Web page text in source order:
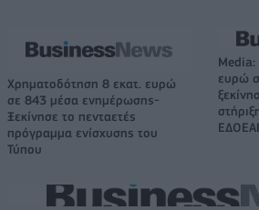
Χρηματοδότηση 8 εκατ. ευρώ
σε 843 μέσα ενημέρωσης-
Ξεκίνησε το πενταετές
πρόγραμμα ενίσχυσης του
Τύπου
Media:
ευρώ